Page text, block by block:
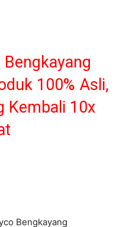
100% Asli,
Kembali 10x